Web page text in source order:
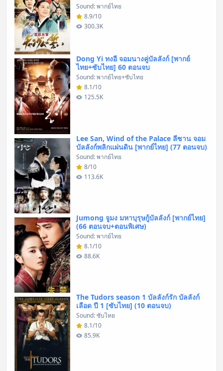
Sound: พากย์ไทย
8.9/10
300.3K
Dong Yi ทงอี จอมนางคู่บัลลังก์ [พากย์
ไทย+ซับไทย] 60 ตอนจบ
Sound: พากย์ไทย+ซับไทย
8.1/10
125.5K
Lee San, Wind of the Palace ลีซาน จอม
บัลลังก์พลิกแผ่นดิน [พากย์ไทย] (77 ตอนจบ)
Sound: พากย์ไทย
8/10
113.6K
Jumong จูมง มหาบุรุษกู้บัลลังก์ [พากย์ไทย]
(66 ตอนจบ+ตอนพิเศษ)
Sound: พากย์ไทย
8.1/10
88.6K
The Tudors season 1 บัลลังก์รัก บัลลังก์
เลือด ปี 1 [ซับไทย] (10 ตอนจบ)
Sound: ซับไทย
8.1/10
85.9K